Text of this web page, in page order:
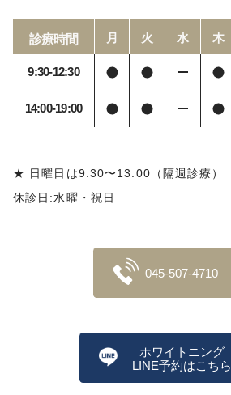
診療時間 月 火 水 木
9:30-12:30
14:00-19:00
★ 日曜日は9:30〜13:00（隔週診療）
休診日:水曜・祝日
045-507-4710
ホワイトニング
LINE予約はこちら